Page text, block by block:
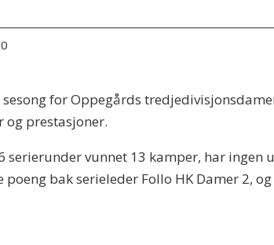
for Oppegårds
og prestasjoner.
serierunder vunnet 13 kamper, har
poeng bak serieleder Follo HK Damer 2,